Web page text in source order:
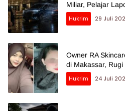
Miliar, Pelajar
Hukrim
29 Juli
Owner RA
di Makassar,
Hukrim
24 Juli